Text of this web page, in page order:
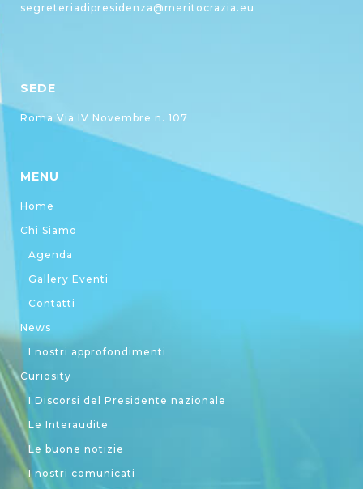
segreteriadipresidenza@meritocrazia.eu
SEDE
Roma Via IV Novembre n. 107
MENU
Home
Chi Siamo
Agenda
Gallery Eventi
Contatti
News
I nostri approfondimenti
Curiosity
I Discorsi del Presidente nazionale
Le Interaudite
Le buone notizie
I nostri comunicati